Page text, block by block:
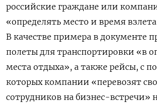
российские граждане или
«определять место и время
В качестве примера в документе
полеты для транспортировки «в
места отдыха», а также рейсы, с
которых компании «перевозят
сотрудников на бизнес-встречи»